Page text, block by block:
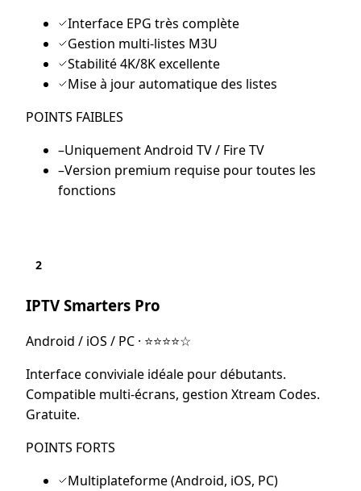
Interface EPG très complète
Gestion multi-listes M3U
Stabilité 4K/8K excellente
Mise à jour automatique des listes
POINTS FAIBLES
–Uniquement Android TV / Fire TV
–Version premium requise pour toutes les
fonctions
2
IPTV Smarters Pro
Android / iOS / PC · ⭐⭐⭐⭐☆
Interface conviviale idéale pour débutants.
Compatible multi-écrans, gestion Xtream Codes.
Gratuite.
POINTS FORTS
Multiplateforme (Android, iOS, PC)